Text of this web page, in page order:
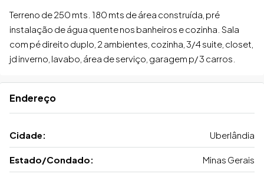
Terreno de 250 mts. 180 mts de área construída, pré
instalação de água quente nos banheiros e cozinha. Sala
com pé direito duplo, 2 ambientes, cozinha, 3/4 suite, closet,
jd inverno, lavabo, área de serviço, garagem p/ 3 carros.
Endereço
Cidade: Uberlândia
Estado/Condado: Minas Gerais